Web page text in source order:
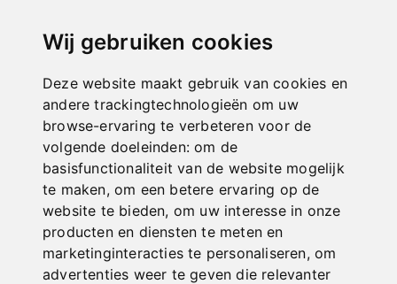
Wij gebruiken cookies
Deze website maakt gebruik van cookies en
andere trackingtechnologieën om uw
browse-ervaring te verbeteren voor de
volgende doeleinden:om de
basisfunctionaliteit van de website mogelijk
te maken,om een betere ervaring op de
website te bieden, om uw interesse in onze
producten en diensten te meten en
marketinginteracties te personaliseren,om
advertenties weer te geven die relevanter
EN / DA / FI / FR / IT / NL / PL / ES / CS